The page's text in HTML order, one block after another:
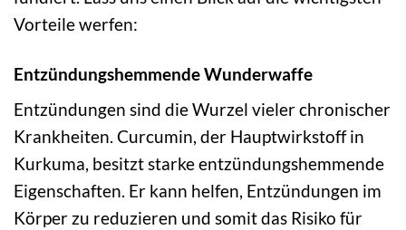
Vorteile werfen:
Entzündungshemmende Wunderwaffe
Entzündungen sind die Wurzel vieler chronischer
Krankheiten. Curcumin, der Hauptwirkstoff in
Kurkuma, besitzt starke entzündungshemmende
Eigenschaften. Er kann helfen, Entzündungen im
Körper zu reduzieren und somit das Risiko für